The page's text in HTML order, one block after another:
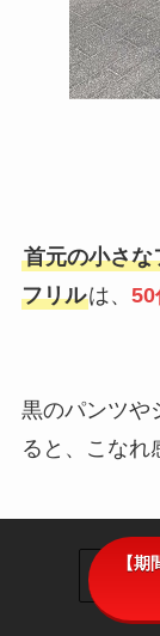
首元の小さな
フリルは、 50
黒のパンツや
ると、こなれ
大【